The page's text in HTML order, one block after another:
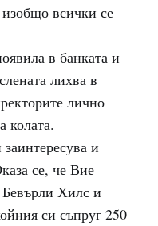
всички се
в банката и
лихва в
лично
колата.
и
се, че Вие
Хилс и
си съпруг 250